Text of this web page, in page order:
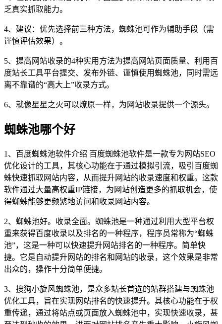
乏真实抓取能力。
4、建议：优先选择前三种方法，蜘蛛池可作为辅助手段（需
谨慎评估效果）。
5、提高网站收录的4种实用方法为提高网站页面质量、利用百
度站长工具平台提交、发布外链、谨慎使用蜘蛛池，同时需远
离不靠谱的“高大上”收录方式。
6、就像星星之火可以燎原一样，为网站收录提供一个源头。
蜘蛛池哪个好
1、百度蜘蛛池软件介绍 百度蜘蛛池软件是一款专为网站SEO
优化设计的工具，其核心功能在于通过模拟引流，吸引百度蜘
蛛快速抓取网站内容，从而提升网站的收录速度和权重。这款
软件通过大量高权重IP链接，为网站创造更多的抓取机会，使
得蜘蛛能够更频繁地访问和收录网站内容。
2、蜘蛛池好。收录全面。蜘蛛池是一种通过利用大型平台权
重来获得百度收录以及排名的一种程序，程序员常称为“蜘蛛
池”，这是一种可以快速提升网站排名的一种程序。简单快
捷。它是自动提升网站的排名和网站的收录，这个效果是非常
出众的，操作十分简单便捷。
3、搜狗小旋风蜘蛛池，是众多站长首选的站群搭建与蜘蛛池
优化工具，旨在实现网站排名的快速提升。其核心功能在于权
重传递，通过将站点或页面放入蜘蛛池中，实现快速收录，甚